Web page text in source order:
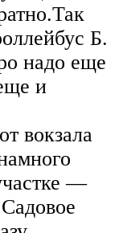
Б.
надо еще
и
вокзала
—